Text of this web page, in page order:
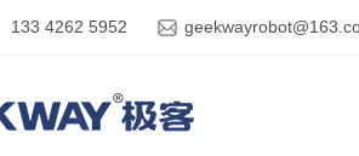
4262 5952